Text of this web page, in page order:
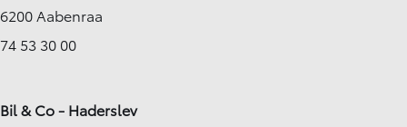
6200 Aabenraa
74 53 30 00
Bil & Co - Haderslev